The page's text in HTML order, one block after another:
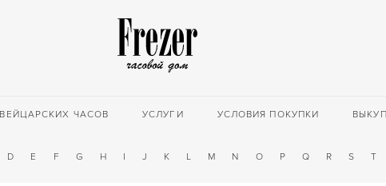
ЧАСОВ УСЛУГИ УСЛОВИЯ ПОКУПКИ ВЫКУП
D E F G H I J K L M N O P Q R S T